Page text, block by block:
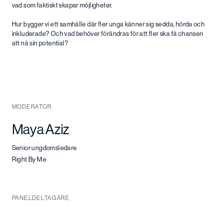
vad som faktiskt skapar möjligheter.
Hur bygger vi ett samhälle där fler unga känner sig sedda, hörda och
inkluderade? Och vad behöver förändras för att fler ska få chansen
att nå sin potential?
MODERATOR
Maya Aziz
Senior ungdomsledare
Right By Me
PANELDELTAGARE